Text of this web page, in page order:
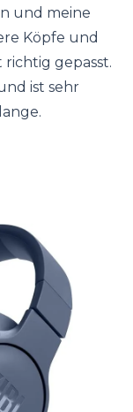
und meine
Köpfe und
richtig gepasst.
ist sehr